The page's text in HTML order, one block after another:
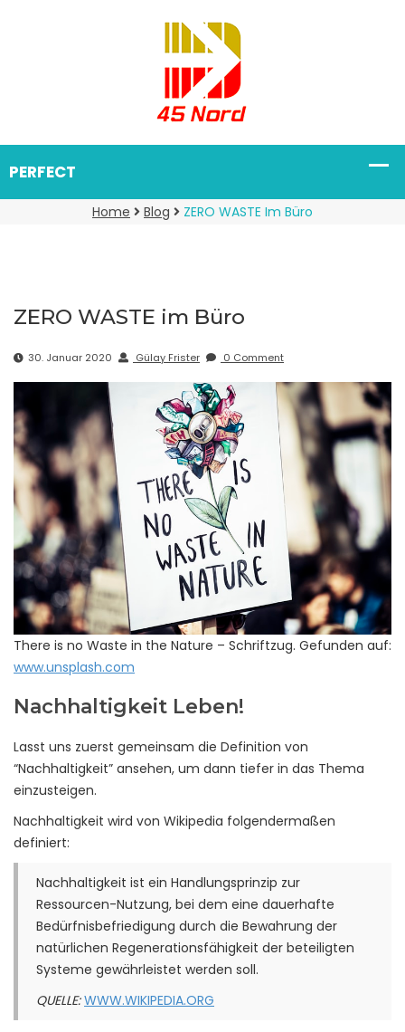
Home Blog ZERO WASTE Im Büro
ZERO WASTE im Büro
30. Januar 2020 Gülay Frister 0 Comment
There is no Waste in the Nature – Schriftzug. Gefunden auf:
www.unsplash.com
Nachhaltigkeit Leben!
Lasst uns zuerst gemeinsam die Definition von
“Nachhaltigkeit” ansehen, um dann tiefer in das Thema
einzusteigen.
Nachhaltigkeit wird von Wikipedia folgendermaßen
definiert:
Nachhaltigkeit ist ein Handlungsprinzip zur
Ressourcen-Nutzung, bei dem eine dauerhafte
Bedürfnisbefriedigung durch die Bewahrung der
natürlichen Regenerationsfähigkeit der beteiligten
Systeme gewährleistet werden soll.
QUELLE:WWW.WIKIPEDIA.ORG